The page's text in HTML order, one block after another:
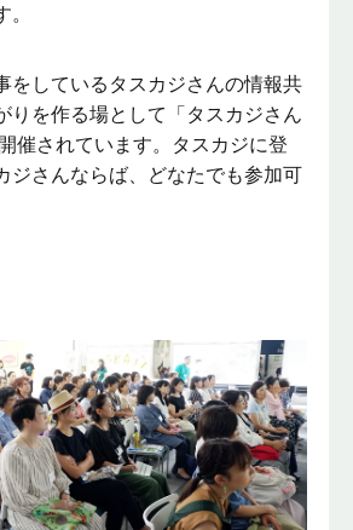
をしているタスカジさんの情報共
りを作る場として「タスカジさん
催されています。タスカジに登
ジさんならば、どなたでも参加可